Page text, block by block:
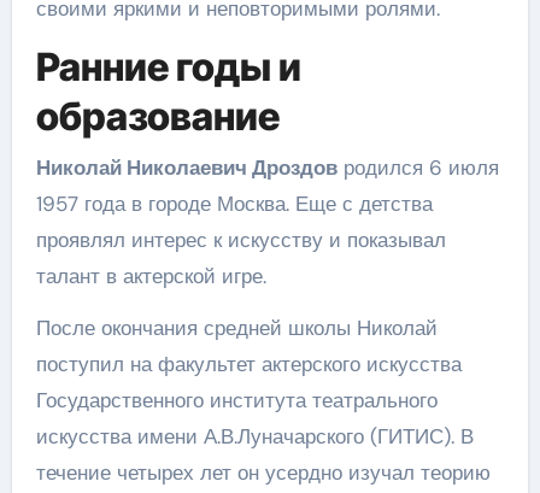
своими яркими и неповторимыми ролями.
Ранние годы и
образование
Николай Николаевич Дроздовродился 6 июля
1957 года в городе Москва. Еще с детства
проявлял интерес к искусству и показывал
талант в актерской игре.
После окончания средней школы Николай
поступил на факультет актерского искусства
Государственного института театрального
искусства имени А.В.Луначарского (ГИТИС). В
течение четырех лет он усердно изучал теорию